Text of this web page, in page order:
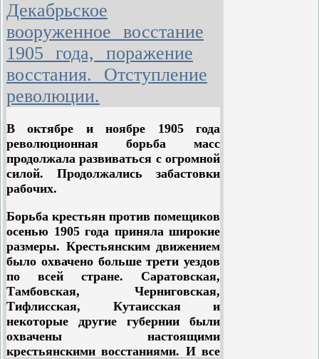
Троцкий пытался сколотить на
съезде свою отдельную
центристскую, то есть
полуменьшевистскую группку, но за
ним никто не пошел.
Так как большевики вели за собой
поляков и латышей, то они имели
устойчивое большинство на съезде.
Одним из основных вопросов
борьбы на съезде был вопрос об
отношении к буржуазным партиям.
По этому вопросу шла борьба
между большевиками и
меньшевиками еще на II съезде.
Съезд дал большевистскую оценку
всем непролетарским партиям –
черносотенцам, октябристам,
кадетам, эсерам – и сформулировал
большевистскую тактику в
отношении этих партий.
Декабрьское
вооруженное восстание
1905 года, поражение
восстания. Отступление
революции.
В октябре и ноябре 1905 года
революционная борьба масс
продолжала развиваться с огромной
силой. Продолжались забастовки
рабочих.
Борьба крестьян против помещиков
осенью 1905 года приняла широкие
размеры. Крестьянским движением
было охвачено больше трети уездов
по всей стране. Саратовская,
Тамбовская, Черниговская,
Тифлисская, Кутаисская и
некоторые другие губернии были
охвачены настоящими
крестьянскими восстаниями. И все